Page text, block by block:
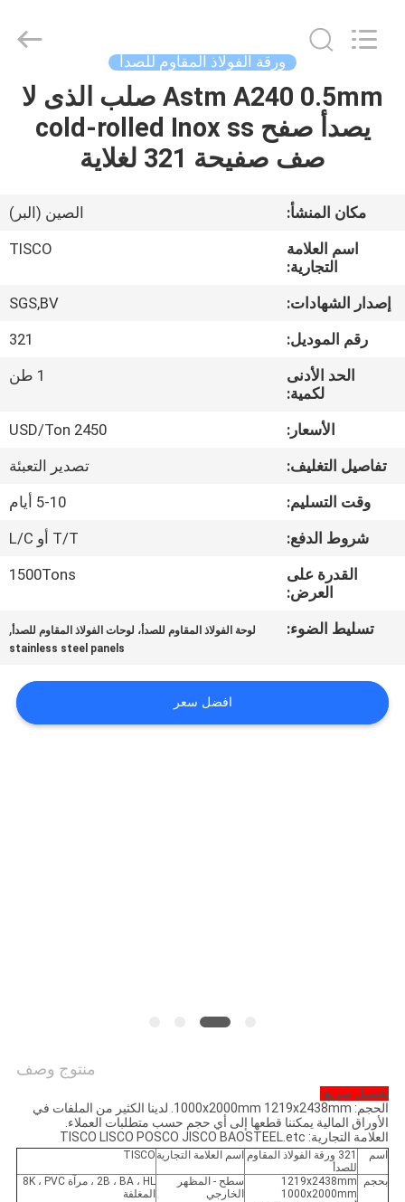
منزل،
بيت
معلومات
جولة
مراقبة
الجودة
اتصل
أخبار
حالات
INDUSTRIAL
Reserved.
ورقة الفولاذ المقاوم للصدأ
Astm A240 0.5mm صلب الذى لا
يصدأ صفح cold-rolled Inox ss
صف صفيحة 321 لغلاية
مكان المنشأ:
الصين (البر)
اسم العلامة
التجارية:
TISCO
إصدار الشهادات:
SGS,BV
رقم الموديل:
321
الحد الأدنى
لكمية:
1 طن
الأسعار:
2450 USD/Ton
تفاصيل التغليف:
تصدير التعبئة
وقت التسليم:
5-10 أيام
شروط الدفع:
T/T أو L/C
القدرة على
العرض:
1500Tons
تسليط الضوء: لوحة الفولاذ المقاوم للصدأ، لوحات الفولاذ المقاوم للصدأ ,
stainless steel panels
افضل سعر
منتوج وصف
تفصيل سريع:
الحجم: 1000x2000mm 1219x2438mm. لدينا الكثير من الملفات في
الأوراق المالية يمكننا قطعها إلى أي حجم حسب متطلبات العملاء.
العلامة التجارية: TISCO LISCO POSCO JISCO BAOSTEEL.etc
اسم
321 ورقة الفولاذ المقاوم
للصدأ
اسم العلامة التجارية TISCO
بحجم
1219x2438mm
1000x2000mm
سطح - المظهر
الخارجي
2B ، BA ، HL ، مرآة 8K ، PVC
المغلفة